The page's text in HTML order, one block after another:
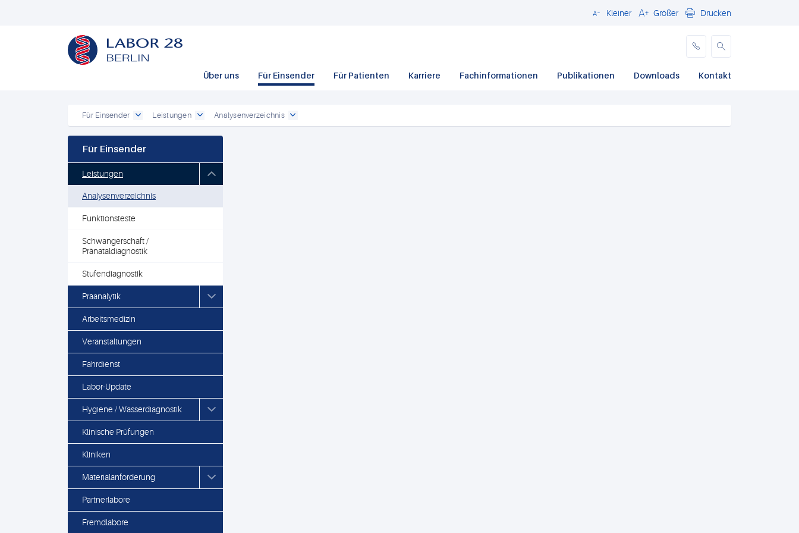
Schließen
Kleiner Größer Drucken
Über uns Für Einsender Für Patienten Karriere Fachinformationen Publikationen Downloads Kontakt
Für Einsender Leistungen Analysenverzeichnis
Für Einsender
Leistungen
Analysenverzeichnis
Funktionsteste
Schwangerschaft /
Pränataldiagnostik
Stufendiagnostik
Präanalytik
Arbeitsmedizin
Veranstaltungen
Fahrdienst
Labor-Update
Hygiene / Wasserdiagnostik
Klinische Prüfungen
Kliniken
Materialanforderung
Partnerlabore
Fremdlabore